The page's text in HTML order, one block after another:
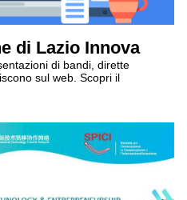
di Lazio Innova
di bandi, dirette
sul web. Scopri il